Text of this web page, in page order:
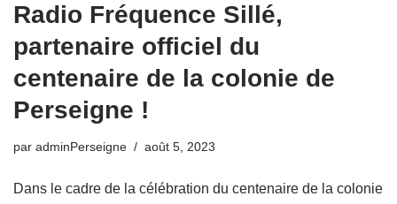
Radio Fréquence Sillé,
partenaire officiel du
centenaire de la colonie de
Perseigne !
par adminPerseigne août 5, 2023
Dans le cadre de la célébration du centenaire de la colonie